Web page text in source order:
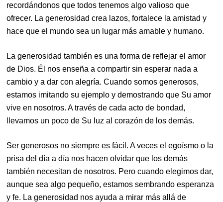
recordándonos que todos tenemos algo valioso que
ofrecer. La generosidad crea lazos, fortalece la amistad y
hace que el mundo sea un lugar más amable y humano.
La generosidad también es una forma de reflejar el amor
de Dios. Él nos enseña a compartir sin esperar nada a
cambio y a dar con alegría. Cuando somos generosos,
estamos imitando su ejemplo y demostrando que Su amor
vive en nosotros. A través de cada acto de bondad,
llevamos un poco de Su luz al corazón de los demás.
Ser generosos no siempre es fácil. A veces el egoísmo o la
prisa del día a día nos hacen olvidar que los demás
también necesitan de nosotros. Pero cuando elegimos dar,
aunque sea algo pequeño, estamos sembrando esperanza
y fe. La generosidad nos ayuda a mirar más allá de